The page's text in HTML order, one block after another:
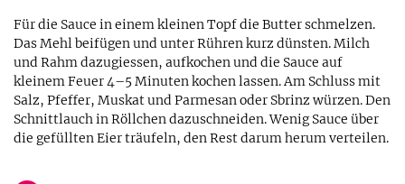
Für die Sauce in einem kleinen Topf die Butter schmelzen.
Das Mehl beifügen und unter Rühren kurz dünsten. Milch
und Rahm dazugiessen, aufkochen und die Sauce auf
kleinem Feuer 4–5 Minuten kochen lassen. Am Schluss mit
Salz, Pfeffer, Muskat und Parmesan oder Sbrinz würzen. Den
Schnittlauch in Röllchen dazuschneiden. Wenig Sauce über
die gefüllten Eier träufeln, den Rest darum herum verteilen.